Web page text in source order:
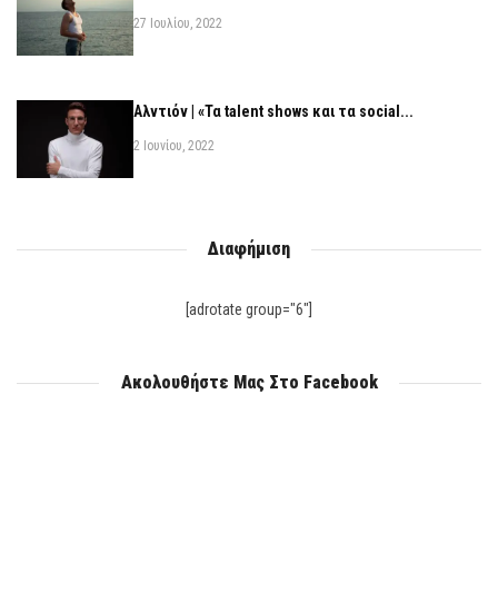
27 Ιουλίου, 2022
Αλντιόν | «Τα talent shows και τα social...
2 Ιουνίου, 2022
Διαφήμιση
[adrotate group="6"]
Ακολουθήστε Μας Στο Facebook